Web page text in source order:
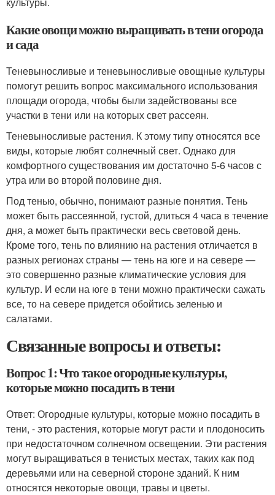
Какие овощи можно выращивать в тени огорода
и сада
Теневыносливые и теневыносливые овощные культуры
помогут решить вопрос максимального использования
площади огорода, чтобы были задействованы все
участки в тени или на которых свет рассеян.
Теневыносливые растения. К этому типу относятся все
виды, которые любят солнечный свет. Однако для
комфортного существования им достаточно 5-6 часов с
утра или во второй половине дня.
Под тенью, обычно, понимают разные понятия. Тень
может быть рассеянной, густой, длиться 4 часа в течение
дня, а может быть практически весь световой день.
Кроме того, тень по влиянию на растения отличается в
разных регионах страны — тень на юге и на севере —
это совершенно разные климатические условия для
культур. И если на юге в тени можно практически сажать
все, то на севере придется обойтись зеленью и
салатами.
Связанные вопросы и ответы:
Вопрос 1: Что такое огородные культуры,
которые можно посадить в тени
Ответ: Огородные культуры, которые можно посадить в
тени, - это растения, которые могут расти и плодоносить
при недостаточном солнечном освещении. Эти растения
могут выращиваться в тенистых местах, таких как под
деревьями или на северной стороне зданий. К ним
относятся некоторые овощи, травы и цветы.